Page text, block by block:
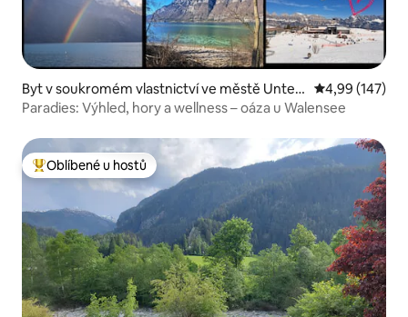
Byt v soukromém vlastnictví ve městě Untert
erzen
Průměrné
4,99 (147)
Paradies: Výhled, hory a wellness – oáza u Walensee
Nejlepší v kategorii Oblíbené u hostů
Oblíbené u hostů